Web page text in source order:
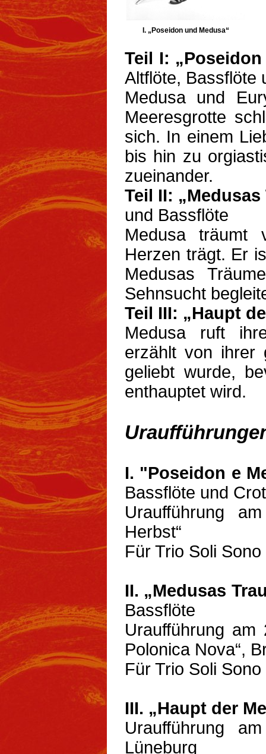
I. „Poseidon und Medusa“
Teil I:
Altflöte, Bassflöte
Medusa und
Meeresgrotte
sich. In einem
bis hin zu
zueinander.
Teil II:
und Bassflöte
Medusa träumt
Herzen trägt. Er
Medusas
Sehnsucht
Teil III: „Haupt
Medusa ruft
erzählt von ihrer
geliebt wurde,
enthauptet wird.
I. "Poseidon e
Bassflöte und
Uraufführung
Herbst“
Für Trio Soli
II. „Medusas
Bassflöte
Uraufführung am
Polonica Nova“,
Für Trio Soli
III. „Haupt der
Uraufführung
Lüneburg